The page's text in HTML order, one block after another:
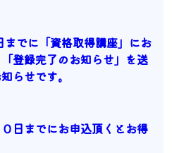
までに「資格取得講座」にお
登録完了のお知らせ」を送
らせです。
日までにお申込頂くとお得